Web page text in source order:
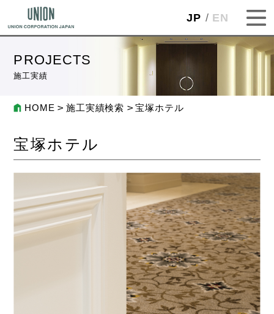
JP EN
PROJECTS
施工実績
HOME 施工実績検索 宝塚ホテル
宝塚ホテル